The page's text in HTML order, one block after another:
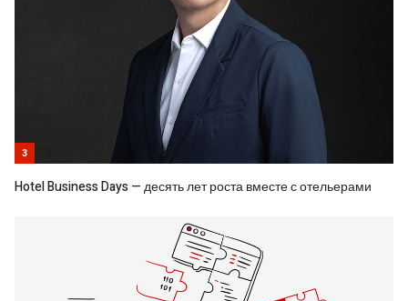
3
Hotel Business Days — десять лет роста вместе с отельерами